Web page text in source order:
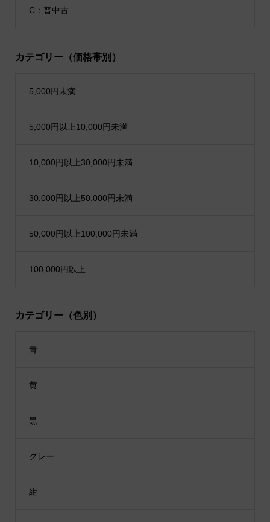
C：普中古
カテゴリー（価格帯別）
5,000円未満
5,000円以上10,000円未満
10,000円以上30,000円未満
30,000円以上50,000円未満
50,000円以上100,000円未満
100,000円以上
カテゴリー（色別）
青
黄
黒
グレー
紺